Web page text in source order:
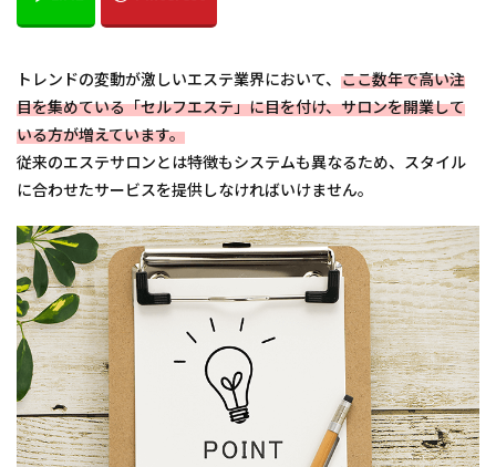
トレンドの変動が激しいエステ業界において、 ここ数年で高い注
目を集めている「セルフエステ」に目を付け、サロンを開業して
いる方が増えています。
従来のエステサロンとは特徴もシステムも異なるため、スタイル
に合わせたサービスを提供しなければいけません。